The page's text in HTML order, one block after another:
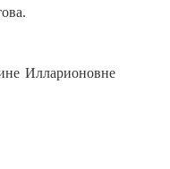
Илларионовне